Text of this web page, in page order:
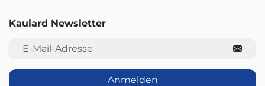
Kaulard Newsletter
E-Mail-Adresse
Anmelden